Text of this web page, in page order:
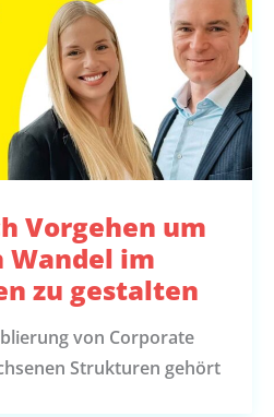
Vorgehen um
im
zu gestalten
von Corporate
Strukturen gehört